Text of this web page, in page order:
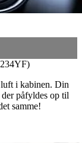
i kabinen. Din
påfyldes op til
samme!